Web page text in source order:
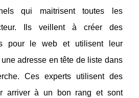
qui maitrisent toutes les
Ils veillent à créer des
pour le web et utilisent leur
adresse en tête de liste dans
Ces experts utilisent des
arriver à un bon rang et sont